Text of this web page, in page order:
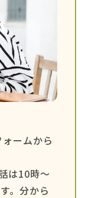
ームから
は10時〜
。分から